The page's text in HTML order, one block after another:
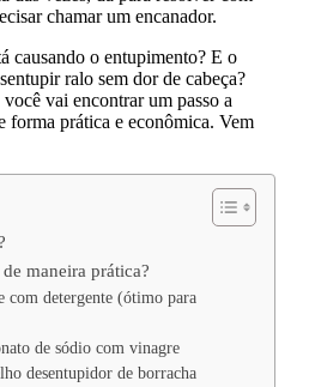
chamar um encanador.
causando o entupimento? E o
ralo sem dor de cabeça?
vai encontrar um passo a
forma prática e econômica. Vem
maneira prática?
com detergente (ótimo para
de sódio com vinagre
desentupidor de borracha